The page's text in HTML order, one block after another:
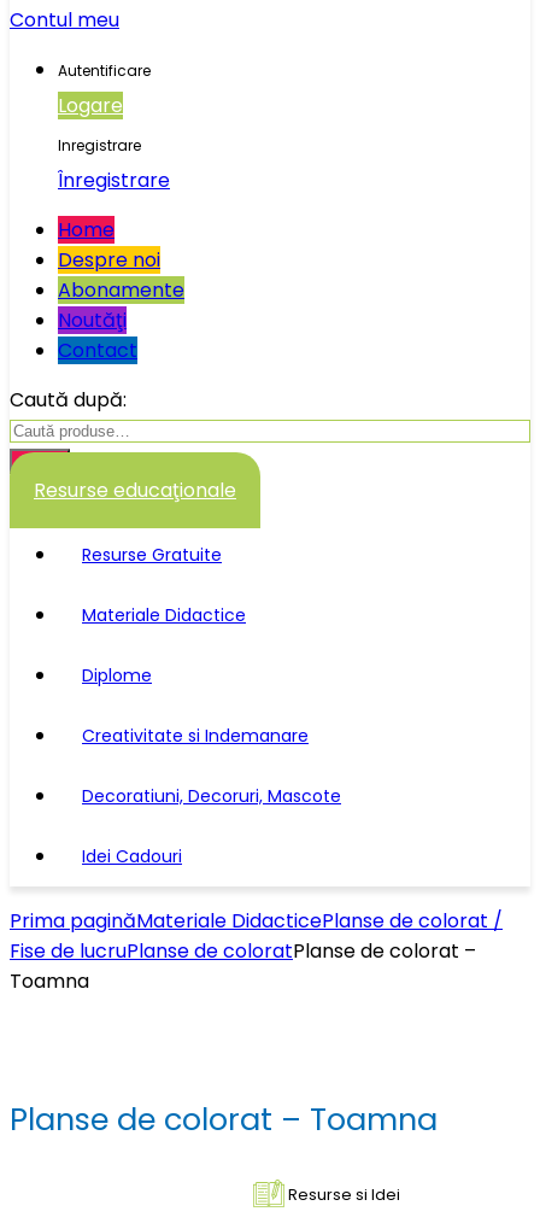
Contul meu
Autentificare
Logare
Inregistrare
Înregistrare
Home
Despre noi
Abonamente
Noutăţi
Contact
Caută după:
Caută
Resurse educaţionale
Resurse Gratuite
Materiale Didactice
Diplome
Creativitate si Indemanare
Decoratiuni, Decoruri, Mascote
Idei Cadouri
Prima paginăMateriale DidacticePlanse de colorat /
Fise de lucruPlanse de coloratPlanse de colorat –
Toamna
Planse de colorat – Toamna
Resurse si Idei